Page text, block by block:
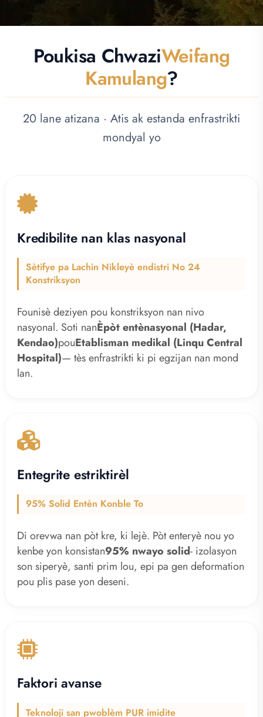
Poukisa ChwaziWeifang
Kamulang?
20 lane atizana · Atis ak estanda enfrastrikti
mondyal yo
Kredibilite nan klas nasyonal
Sètifye pa Lachin Nikleyè endistri No 24
Konstriksyon
Founisè deziyen pou konstriksyon nan nivo
nasyonal. Soti nanÈpòt entènasyonal (Hadar,
Kendao)pouEtablisman medikal (Linqu Central
Hospital)— tès enfrastrikti ki pi egzijan nan mond
lan.
Entegrite estriktirèl
95% Solid Entèn Konble To
Di orevwa nan pòt kre, ki lejè. Pòt enteryè nou yo
kenbe yon konsistan95% nwayo solid- izolasyon
son siperyè, santi prim lou, epi pa gen deformation
pou plis pase yon deseni.
Faktori avanse
Teknoloji san pwoblèm PUR imidite